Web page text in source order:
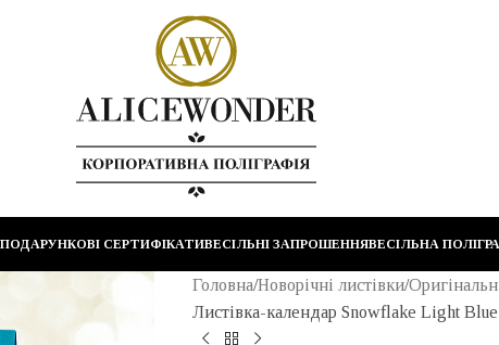
ПОДАРУНКОВІ СЕРТИФІКАТИВЕСІЛЬНІ ЗАПРОШЕННЯВЕСІЛЬНА
Головна Новорічні листівки
Листівка-календар Snowflake Light Blue